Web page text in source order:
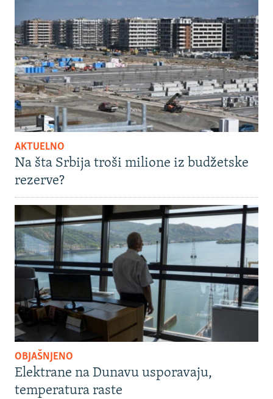
AKTUELNO
Na šta Srbija troši milione iz budžetske
rezerve?
OBJAŠNJENO
Elektrane na Dunavu usporavaju,
temperatura raste